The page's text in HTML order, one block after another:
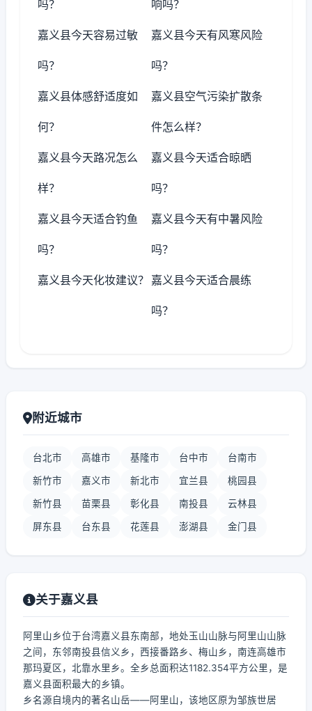
吗？ 响吗？
嘉义县今天容易过敏
吗？
嘉义县今天有风寒风险
吗？
嘉义县体感舒适度如
何？
嘉义县空气污染扩散条
件怎么样？
嘉义县今天路况怎么
样？
嘉义县今天适合晾晒
吗？
嘉义县今天适合钓鱼
吗？
嘉义县今天有中暑风险
吗？
嘉义县今天化妆建议？ 嘉义县今天适合晨练
吗？
附近城市
台北市 高雄市 基隆市 台中市 台南市
新竹市 嘉义市 新北市 宜兰县 桃园县
新竹县 苗栗县 彰化县 南投县 云林县
屏东县 台东县 花莲县 澎湖县 金门县
关于嘉义县
阿里山乡位于台湾嘉义县东南部，地处玉山山脉与阿里山山脉
之间，东邻南投县信义乡，西接番路乡、梅山乡，南连高雄市
那玛夏区，北靠水里乡。全乡总面积达1182.354平方公里，是
嘉义县面积最大的乡镇。
乡名源自境内的著名山岳——阿里山，该地区原为邹族世居